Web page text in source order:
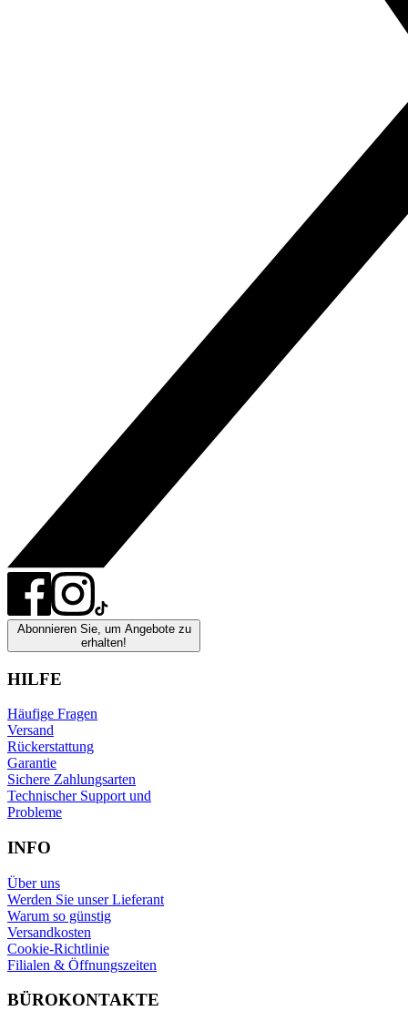
Abonnieren Sie, um Angebote zu
erhalten!
HILFE
Häufige Fragen
Versand
Rückerstattung
Garantie
Sichere Zahlungsarten
Technischer Support und
Probleme
INFO
Über uns
Werden Sie unser Lieferant
Warum so günstig
Versandkosten
Cookie-Richtlinie
Filialen & Öffnungszeiten
BÜROKONTAKTE